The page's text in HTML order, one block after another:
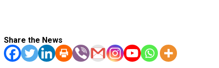
Share the News